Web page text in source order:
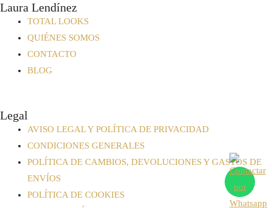
Laura Lendínez
TOTAL LOOKS
QUIÉNES SOMOS
CONTACTO
BLOG
Legal
AVISO LEGAL Y POLÍTICA DE PRIVACIDAD
CONDICIONES GENERALES
POLÍTICA DE CAMBIOS, DEVOLUCIONES Y GASTOS DE
ENVÍOS
POLÍTICA DE COOKIES